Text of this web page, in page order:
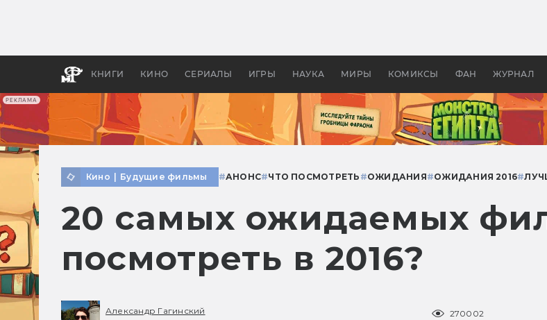
РЕКЛАМА
КНИГИ КИНО СЕРИАЛЫ ИГРЫ НАУКА МИРЫ КОМИКСЫ ФАН ЖУРНАЛ
апокалипсис, в России —
бы
Кино Будущие фильмы #АНОНС#ЧТО ПОСМОТРЕТЬ #ОЖИДАНИЯ#ОЖИДАНИЯ 2016#
20 самых ожидаемых
посмотреть в 2016?
Александр Гагинский
270002